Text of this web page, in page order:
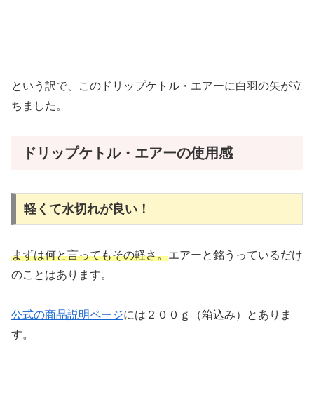
という訳で、このドリップケトル・エアーに白羽の矢が立
ちました。
ドリップケトル・エアーの使用感
軽くて水切れが良い！
まずは何と言ってもその軽さ。エアーと銘うっているだけ
のことはあります。
公式の商品説明ページには２００ｇ（箱込み）とありま
す。